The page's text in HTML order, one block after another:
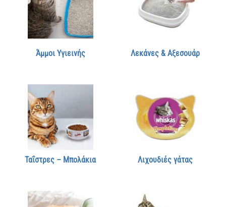
Άμμοι Υγιεινής Λεκάνες & Αξεσουάρ
Ταΐστρες – Μπολάκια Λιχουδιές γάτας